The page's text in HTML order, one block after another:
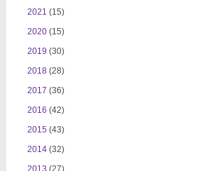
2021 (15)
2020(15)
2019 (30)
2018(28)
2017 (36)
2016 (42)
2015 (43)
2014(32)
2013 (27)